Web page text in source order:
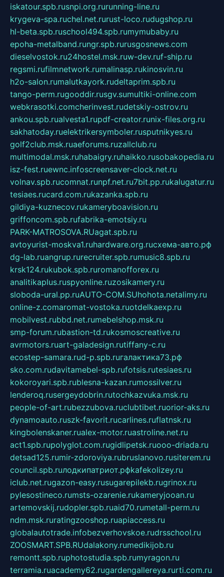
iskatour.spb.rusnpi.org.rurunning-line.ru
krygeva-spa.ruchel.net.rurust-loco.rudugshop.ru
hl-beta.spb.ruschool494.spb.rumymubaby.ru
epoha-metalband.rungr.spb.rurusgosnews.com
dieselvostok.ru24hostel.msk.ruw-dev.ruf-ship.ru
regsmi.rufilmnetwork.rumalinasp.rukinosvin.ru
h2o-salon.rumalutkayork.rudeltaprim.spb.ru
tango-perm.rugooddir.rusgv.sumultiki-online.com
webkrasotki.comcherinvest.rudetskiy-ostrov.ru
ankou.spb.rualvesta1.rupdf-creator.runix-files.org.ru
sakhatoday.ruelektrikersymboler.rusputnikyes.ru
golf2club.msk.ruaeforums.ruzallclub.ru
multimodal.msk.ruhabaigry.ruhaikko.rusobakopedia.ru
isz-fest.ruewnc.infoscreensaver-clock.net.ru
volnav.spb.rucomnat.runpf.net.ru7bit.pp.rukalugatur.ru
tesiaes.rucard.com.rukazanka.spb.ru
gildiya-kuznecov.rukameryboavision.ru
griffoncom.spb.rufabrika-emotsiy.ru
PARK-MATROSOVA.RUagat.spb.ru
avtoyurist-moskva1.ruhardware.org.ruсхема-авто.рф
dg-lab.ruangrup.rurecruiter.spb.rumusic8.spb.ru
krsk124.rukubok.spb.ruromanofforex.ru
analitikaplus.ruspyonline.ruzosikamery.ru
sloboda-ural.pp.ruAUTO-COM.SUhohota.netalimy.ru
online-z.comaromat-vostoka.ruotdelkaexp.ru
mobilvest.rubbd.net.rumebelshop.msk.ru
smp-forum.rubastion-td.rukosmoscreative.ru
avrmotors.ruart-galadesign.rutiffany-c.ru
ecostep-samara.rud-p.spb.ruгалактика73.рф
sko.com.rudavitamebel-spb.rufotsis.rutesiaes.ru
kokoroyari.spb.rublesna-kazan.rumossilver.ru
lenderoq.rusergeydobrin.rutochkazvuka.msk.ru
people-of-art.rubezzubova.ruclubtibet.ruorior-aks.ru
dynamoauto.ruszk-favorit.rucarlines.ruflatnsk.ru
kingbolenskaner.rualex-motor.ruastroline.net.ru
act1.spb.rupolyglot.com.rugidlipetsk.ruooo-driada.ru
detsad125.rumir-zdoroviya.rubruslanovo.rusiterem.ru
council.spb.ruлодкипатриот.рфkafekolizey.ru
iclub.net.rugazon-easy.rusugarepilekb.rugrinox.ru
pylesostineco.rumsts-ozarenie.rukameryjooan.ru
artemovskij.rudopler.spb.ruaid70.rumetall-perm.ru
ndm.msk.ruratingzooshop.ruapiaccess.ru
globalautotrade.infobezverhovskoe.rudrsschool.ru
ZOOSMART.SPB.RUdalakony.rumedikijob.ru
remontt.spb.ruphotostudia.spb.rumyragon.ru
terramia.ruacademy62.rugardengallereya.rurti.com.ru